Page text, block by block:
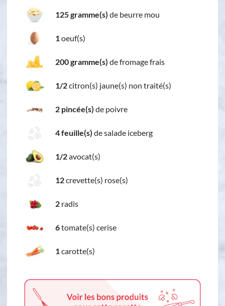
125 gramme(s) de beurre mou
1oeuf(s)
200 gramme(s) de fromage frais
1/2citron(s) jaune(s) non traité(s)
2 pincée(s) de poivre
4 feuille(s) de salade iceberg
1/2avocat(s)
12crevette(s) rose(s)
2 radis
6tomate(s) cerise
1carotte(s)